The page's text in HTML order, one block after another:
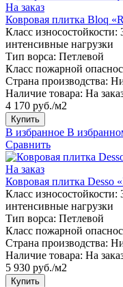
На заказ
Ковровая плитка Bloq
Класс износостойкости:
интенсивные нагрузки
Тип ворса: Петлевой
Класс пожарной
Страна производства:
Наличие товара: На
4 170 руб./м2
Купить
В избранное В
Сравнить
На заказ
Ковровая плитка Desso
Класс износостойкости:
интенсивные нагрузки
Тип ворса: Петлевой
Класс пожарной
Страна производства:
Наличие товара: На
5 930 руб./м2
Купить